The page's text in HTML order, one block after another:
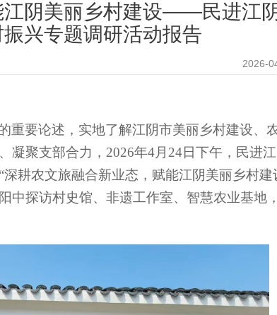
江阴美丽乡村建设——民进江
兴专题调研活动报告
2026-
重要论述，实地了解江阴市美丽乡村建设、
凝聚支部合力， 2026年4月 24日下午，民进
耕农文旅融合新业态，赋能江阴美丽乡村建
中探访村史馆、非遗工作室、智慧农业基地